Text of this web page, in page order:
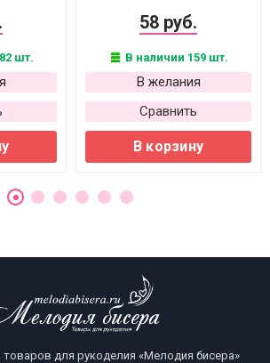
шт.
58 руб.
В наличии 159 шт.
В желания
Сравнить
В корзину
товаров для рукоделия «Мелодия бисера»